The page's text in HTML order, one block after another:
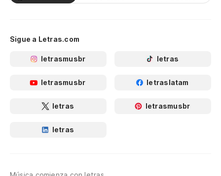
Sigue a Letras.com
letrasmusbr letras
letrasmusbr letraslatam
letras letrasmusbr
letras